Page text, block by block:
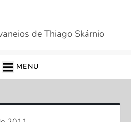
de Thiago Skárnio
MENU